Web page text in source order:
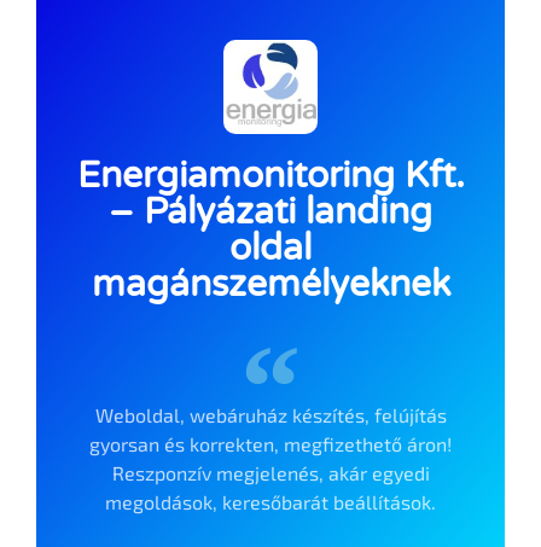
Energiamonitoring Kft.
– Pályázati landing
oldal
magánszemélyeknek
Weboldal, webáruház készítés, felújítás
gyorsan és korrekten, megfizethető áron!
Reszponzív megjelenés, akár egyedi
megoldások, keresőbarát beállítások.